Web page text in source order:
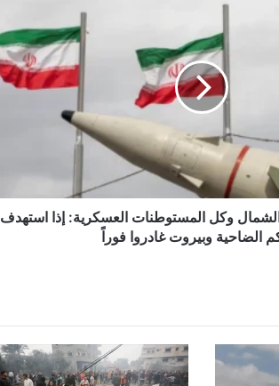
وكل المستوطنات العسكرية: إذا استهدف
الضاحية وبيروت غادروا فوراً